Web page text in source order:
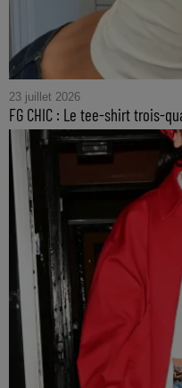
23 juillet 2026
FG CHIC : Le tee-shirt trois-